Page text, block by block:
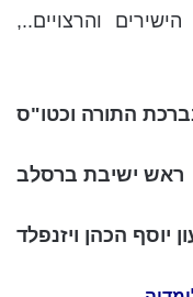
והרצויים..,
התורה וכטו"ס
ראש ישיבת ברסלב
יוסף הכהן ויזנפלד